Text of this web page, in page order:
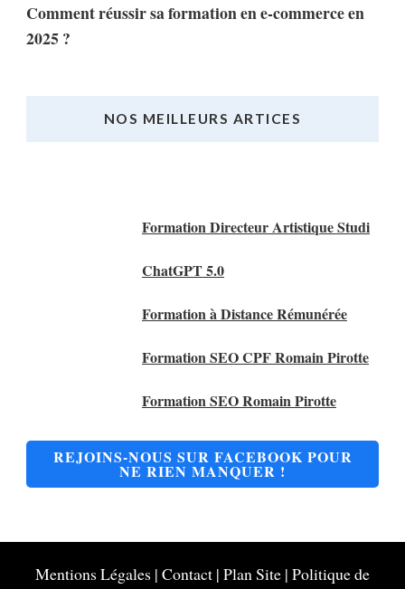
Comment réussir sa formation en e-commerce en
2025 ?
NOS MEILLEURS ARTICES
Formation Directeur Artistique Studi
ChatGPT 5.0
Formation à Distance Rémunérée
Formation SEO CPF Romain Pirotte
Formation SEO Romain Pirotte
REJOINS-NOUS SUR FACEBOOK POUR
NE RIEN MANQUER !
Mentions Légales | Contact | Plan Site | Politique de